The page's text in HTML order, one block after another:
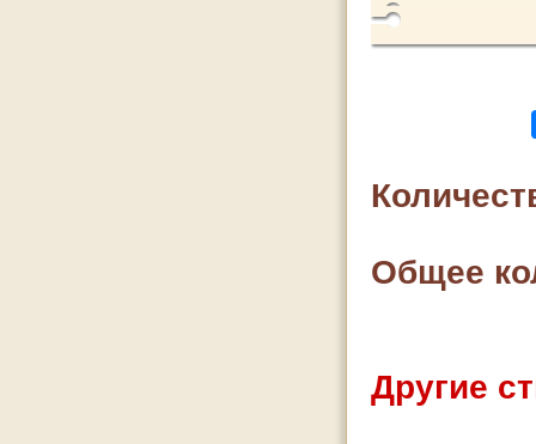
Общее
Другие